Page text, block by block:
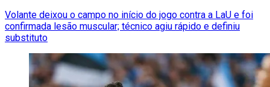
Volante deixou o campo no início do jogo contra a LaU e foi
confirmada lesão muscular; técnico agiu rápido e definiu
substituto